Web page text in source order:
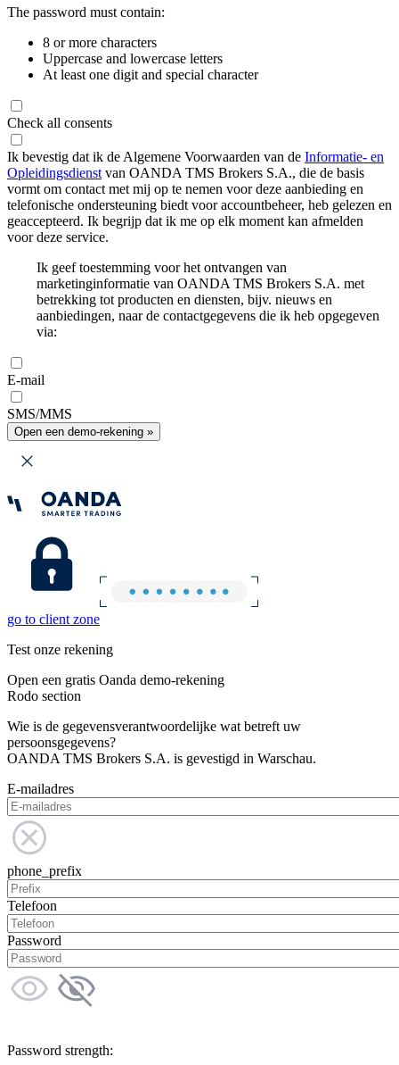
The password must contain:
8 or more characters
Uppercase and lowercase letters
At least one digit and special character
Check all consents
Ik bevestig dat ik de Algemene Voorwaarden van de Informatie- en
Opleidingsdienst van OANDA TMS Brokers S.A., die de basis
vormt om contact met mij op te nemen voor deze aanbieding en
telefonische ondersteuning biedt voor accountbeheer, heb gelezen en
geaccepteerd. Ik begrijp dat ik me op elk moment kan afmelden
voor deze service.
Ik geef toestemming voor het ontvangen van
marketinginformatie van OANDA TMS Brokers S.A. met
betrekking tot producten en diensten, bijv. nieuws en
aanbiedingen, naar de contactgegevens die ik heb opgegeven
via:
E-mail
SMS/MMS
Open een demo-rekening »
go to client zone
Test onze rekening
Open een gratis Oanda demo-rekening
Rodo section
Wie is de gegevensverantwoordelijke wat betreft uw
persoonsgegevens?
OANDA TMS Brokers S.A. is gevestigd in Warschau.
E-mailadres
phone_prefix
Telefoon
Password
Password strength: